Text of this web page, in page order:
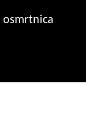
osmrtnica